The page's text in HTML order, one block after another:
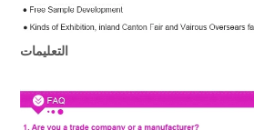
التعليمات